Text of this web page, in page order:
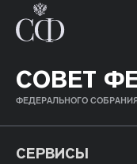
СОВЕТ
ФЕДЕРАЛЬНОГО
СЕРВИСЫ